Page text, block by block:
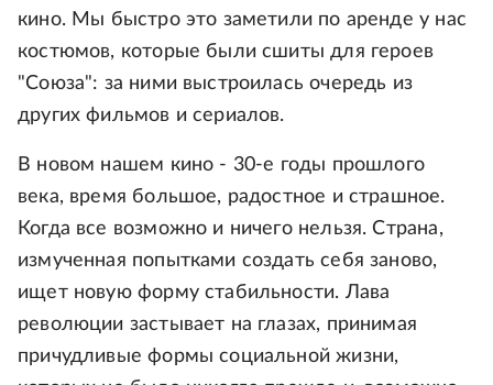
кино. Мы быстро это заметили по аренде у нас
костюмов, которые были сшиты для героев
"Союза": за ними выстроилась очередь из
других фильмов и сериалов.
В новом нашем кино - 30-е годы прошлого
века, время большое, радостное и страшное.
Когда все возможно и ничего нельзя. Страна,
измученная попытками создать себя заново,
ищет новую форму стабильности. Лава
революции застывает на глазах, принимая
причудливые формы социальной жизни,